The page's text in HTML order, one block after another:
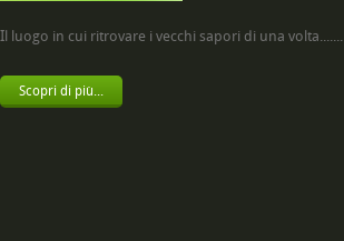
Il luogo in cui ritrovare i vecchi sapori di una volta.......
Scopri di più...